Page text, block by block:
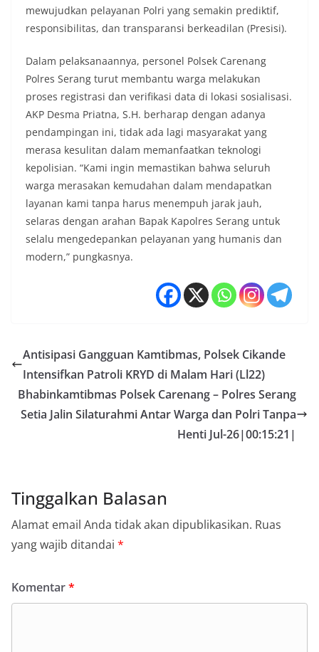
mewujudkan pelayanan Polri yang semakin prediktif,
responsibilitas, dan transparansi berkeadilan (Presisi).
Dalam pelaksanaannya, personel Polsek Carenang
Polres Serang turut membantu warga melakukan
proses registrasi dan verifikasi data di lokasi sosialisasi.
AKP Desma Priatna, S.H. berharap dengan adanya
pendampingan ini, tidak ada lagi masyarakat yang
merasa kesulitan dalam memanfaatkan teknologi
kepolisian. “Kami ingin memastikan bahwa seluruh
warga merasakan kemudahan dalam mendapatkan
layanan kami tanpa harus menempuh jarak jauh,
selaras dengan arahan Bapak Kapolres Serang untuk
selalu mengedepankan pelayanan yang humanis dan
modern,” pungkasnya.
Antisipasi Gangguan Kamtibmas, Polsek Cikande
Intensifkan Patroli KRYD di Malam Hari (Ll22)
Bhabinkamtibmas Polsek Carenang – Polres Serang
Setia Jalin Silaturahmi Antar Warga dan Polri Tanpa
Henti Jul-26|00:15:21|
Tinggalkan Balasan
Alamat email Anda tidak akan dipublikasikan. Ruas
yang wajib ditandai *
Komentar*